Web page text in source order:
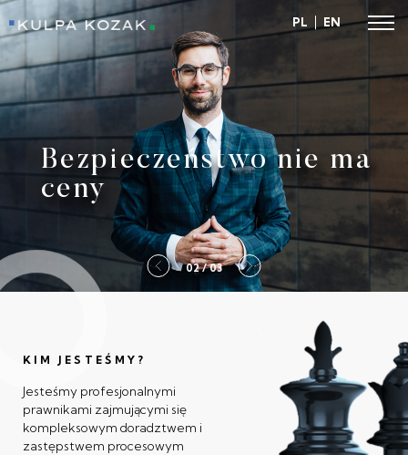
Kulpa Kozak
PL EN
Bezpieczeństwo nie ma
ceny
2 / 03
KIM JESTEŚMY?
Jesteśmy profesjonalnymi
prawnikami zajmującymi się
kompleksowym doradztwem i
zastępstwem procesowym